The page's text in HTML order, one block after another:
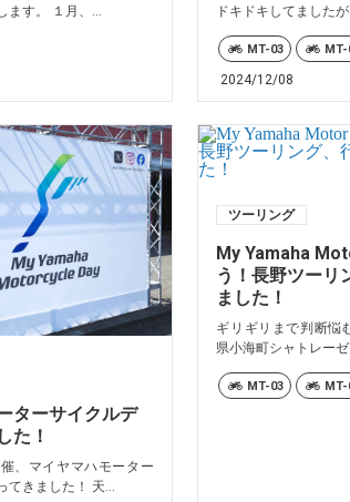
ます。 １月、...
ドキドキしてました
MT-03 MT-
2024/12/08
ターサイクルデ
た！
、マイヤマハモーター
てきました！ 天...
ツーリング
My Yamaha
う！長野ツーリ
ました！
ギリギリまで判断悩
県小海町シャトレー
MT-03 MT-